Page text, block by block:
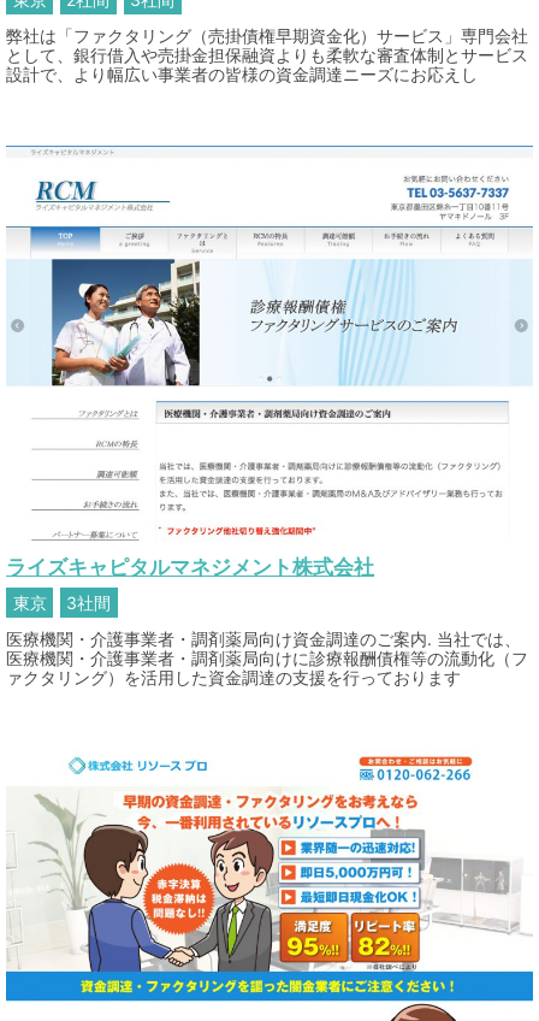
弊社は「ファクタリング（売掛債権早期資金化）サービス」専門会社
として、銀行借入や売掛金担保融資よりも柔軟な審査体制とサービス
設計で、より幅広い事業者の皆様の資金調達ニーズにお応えし
ライズキャピタルマネジメント株式会社
東京
3社間
医療機関・介護事業者・調剤薬局向け資金調達のご案内. 当社では、
医療機関・介護事業者・調剤薬局向けに診療報酬債権等の流動化（フ
ァクタリング）を活用した資金調達の支援を行っております